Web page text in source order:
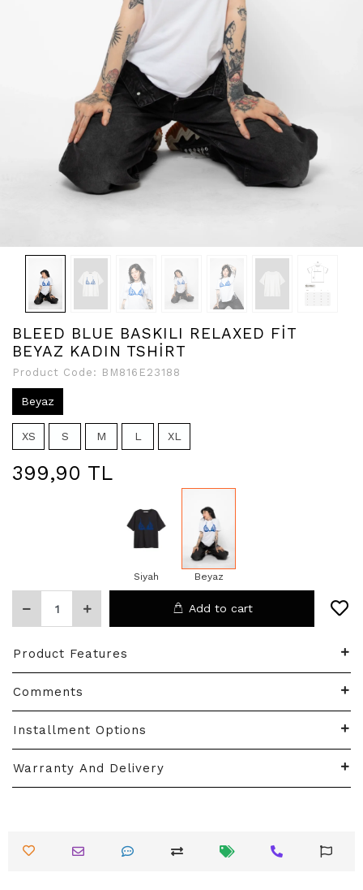
BLEED BLUE BASKILI RELAXED FİT
BEYAZ KADIN TSHİRT
Product Code: BM816E23188
Beyaz
XS S M L XL
399,90 TL
Siyah Beyaz
Add to cart
Product Features
Comments
Installment Options
Warranty And Delivery